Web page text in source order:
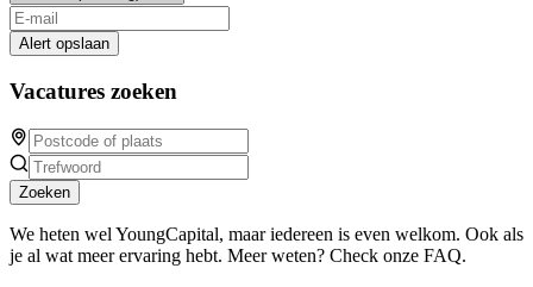
Alert opslaan
Vacatures zoeken
Zoeken
We heten wel YoungCapital, maar iedereen is even welkom. Ook als
je al wat meer ervaring hebt. Meer weten? Check onze FAQ.